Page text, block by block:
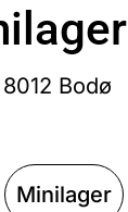
Bodø
Minilager